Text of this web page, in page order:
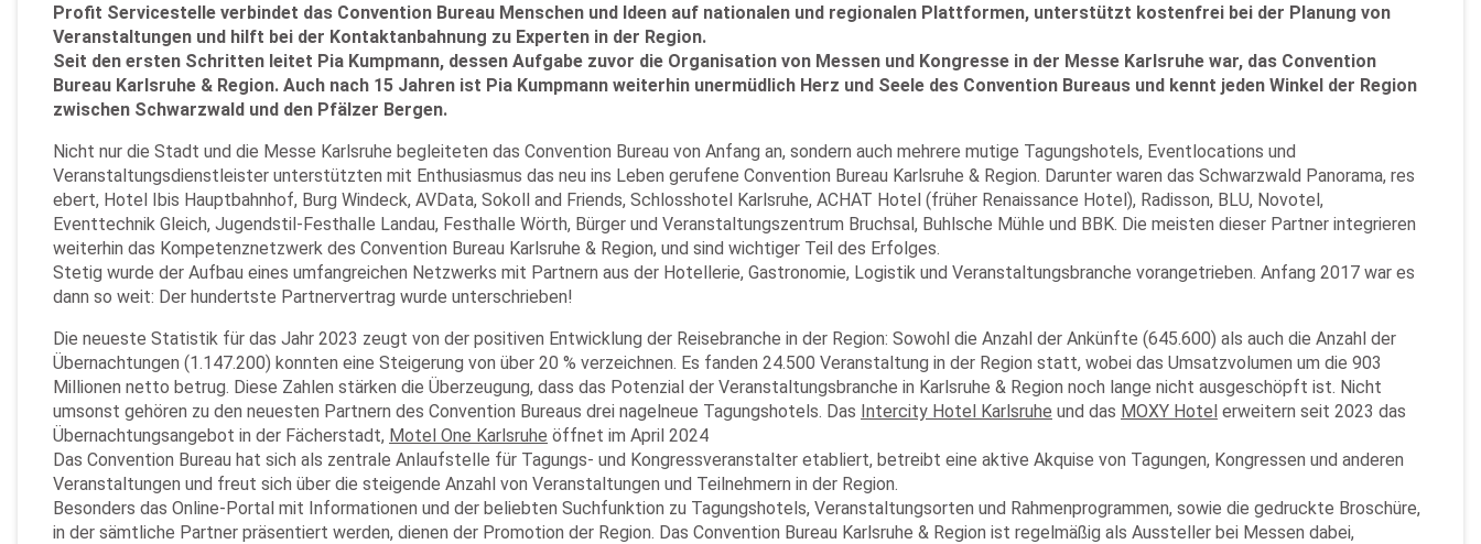
Profit Servicestelle verbindet das Convention Bureau Menschen und Ideen auf nationalen und regionalen Plattformen, unterstützt kostenfrei bei der Planung von
Veranstaltungen und hilft bei der Kontaktanbahnung zu Experten in der Region.
Seit den ersten Schritten leitet Pia Kumpmann, dessen Aufgabe zuvor die Organisation von Messen und Kongresse in der Messe Karlsruhe war, das Convention
Bureau Karlsruhe & Region. Auch nach 15 Jahren ist Pia Kumpmann weiterhin unermüdlich Herz und Seele des Convention Bureaus und kennt jeden Winkel der Region
zwischen Schwarzwald und den Pfälzer Bergen.
Nicht nur die Stadt und die Messe Karlsruhe begleiteten das Convention Bureau von Anfang an, sondern auch mehrere mutige Tagungshotels, Eventlocations und
Veranstaltungsdienstleister unterstützten mit Enthusiasmus das neu ins Leben gerufene Convention Bureau Karlsruhe & Region. Darunter waren das Schwarzwald Panorama, res
ebert, Hotel Ibis Hauptbahnhof, Burg Windeck, AVData, Sokoll and Friends, Schlosshotel Karlsruhe, ACHAT Hotel (früher Renaissance Hotel), Radisson, BLU, Novotel,
Eventtechnik Gleich, Jugendstil-Festhalle Landau, Festhalle Wörth, Bürger und Veranstaltungszentrum Bruchsal, Buhlsche Mühle und BBK. Die meisten dieser Partner integrieren
weiterhin das Kompetenznetzwerk des Convention Bureau Karlsruhe & Region, und sind wichtiger Teil des Erfolges.
Stetig wurde der Aufbau eines umfangreichen Netzwerks mit Partnern aus der Hotellerie, Gastronomie, Logistik und Veranstaltungsbranche vorangetrieben. Anfang 2017 war es
dann so weit: Der hundertste Partnervertrag wurde unterschrieben!
Die neueste Statistik für das Jahr 2023 zeugt von der positiven Entwicklung der Reisebranche in der Region: Sowohl die Anzahl der Ankünfte (645.600) als auch die Anzahl der
Übernachtungen (1.147.200) konnten eine Steigerung von über 20 % verzeichnen. Es fanden 24.500 Veranstaltung in der Region statt, wobei das Umsatzvolumen um die 903
Millionen netto betrug. Diese Zahlen stärken die Überzeugung, dass das Potenzial der Veranstaltungsbranche in Karlsruhe & Region noch lange nicht ausgeschöpft ist. Nicht
umsonst gehören zu den neuesten Partnern des Convention Bureaus drei nagelneue Tagungshotels. Das Intercity Hotel Karlsruhe und das MOXY Hotel erweitern seit 2023 das
Übernachtungsangebot in der Fächerstadt, Motel One Karlsruhe öffnet im April 2024
Das Convention Bureau hat sich als zentrale Anlaufstelle für Tagungs- und Kongressveranstalter etabliert, betreibt eine aktive Akquise von Tagungen, Kongressen und anderen
Veranstaltungen und freut sich über die steigende Anzahl von Veranstaltungen und Teilnehmern in der Region.
Besonders das Online-Portal mit Informationen und der beliebten Suchfunktion zu Tagungshotels, Veranstaltungsorten und Rahmenprogrammen, sowie die gedruckte Broschüre,
in der sämtliche Partner präsentiert werden, dienen der Promotion der Region. Das Convention Bureau Karlsruhe & Region ist regelmäßig als Aussteller bei Messen dabei,